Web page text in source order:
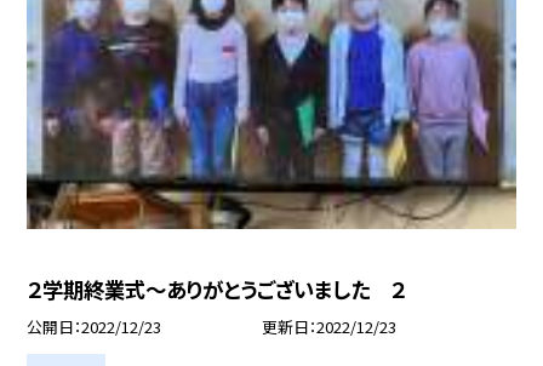
２学期終業式〜ありがとうございました ２
公開日 2022/12/23 更新日 2022/12/23